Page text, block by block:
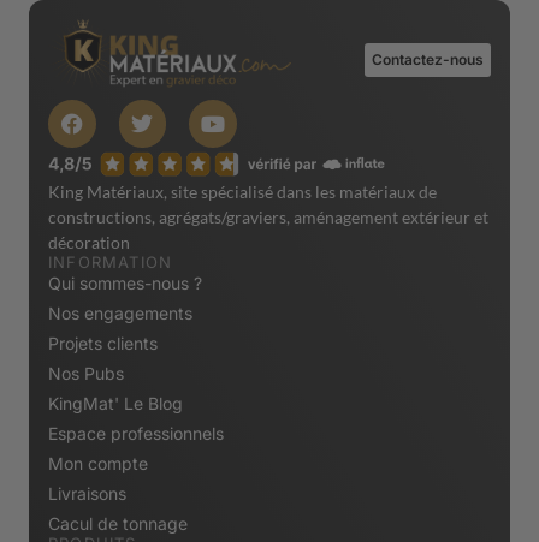
Contactez-nous
King Matériaux, site spécialisé dans les matériaux de
constructions, agrégats/graviers, aménagement extérieur et
décoration
INFORMATION
Qui sommes-nous ?
Nos engagements
Projets clients
Nos Pubs
KingMat' Le Blog
Espace professionnels
Mon compte
Livraisons
Cacul de tonnage